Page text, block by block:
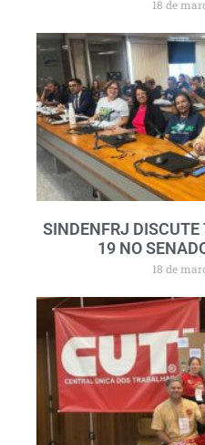
18 de
SINDENFRJ
19 NO
18 de